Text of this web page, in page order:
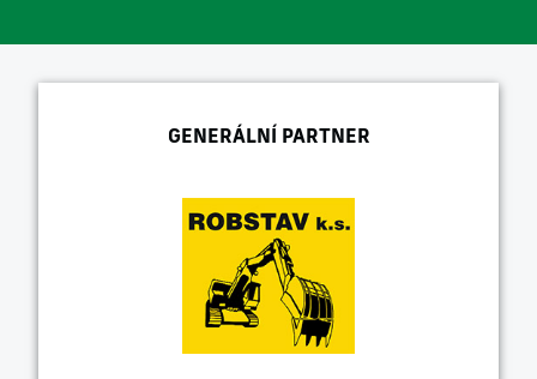
GENERÁLNÍ PARTNER